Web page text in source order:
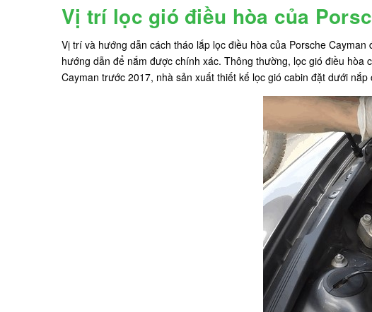
Vị trí lọc gió điều hòa của
Vị trí và hướng dẫn cách tháo lắp lọc điều hòa của Porsche
hướng dẫn để nắm được chính xác. Thông thường, lọc gió điều
Cayman trước 2017, nhà sản xuất thiết kế lọc gió cabin đặt dưới nắp